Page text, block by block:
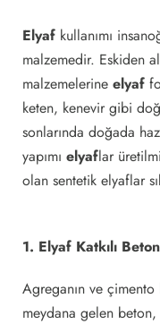
Elyaf kullanımı
malzemedir. Eskiden
malzemelerineelyaf
keten, kenevir gibi
sonlarında doğada
yapımıelyaflar
olan sentetik elyaflar
1. Elyaf Katkılı Beton
Agreganın ve çimento
meydana gelen